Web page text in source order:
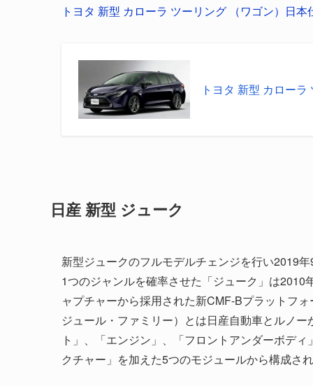
トヨタ 新型 カローラ ツーリング （ワゴン）日
トヨタ 新型 カロー
日産 新型 ジューク
新型ジュークのフルモデルチェンジを行い2019
1つのジャンルを確率させた「ジューク」は
ャプチャーから採用された新CMF-Bプラットフ
ジュール・ファミリー）とは日産自動車とルノ
ト」、「エンジン」、「フロントアンダーボデ
クチャー」を加えた5つのモジュールから構成さ